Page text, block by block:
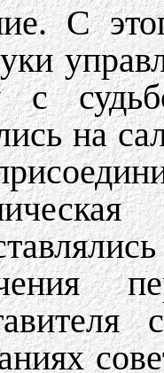
С
с
на